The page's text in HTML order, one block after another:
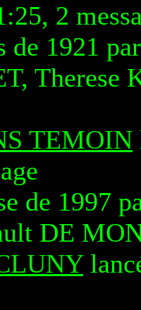
2
de 1921
TEMOIN
de 1997
DE